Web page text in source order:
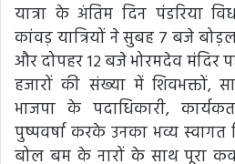
यात्रा के अंतिम दिन पंडरिया
कांवड़ यात्रियों ने सुबह 7 बजे
और दोपहर 12 बजे भोरमदेव मंदिर
हजारों की संख्या में शिवभक्तों,
भाजपा के पदाधिकारी,
पुष्पवर्षा करके उनका भव्य
बोल बम के नारों के साथ पूरा